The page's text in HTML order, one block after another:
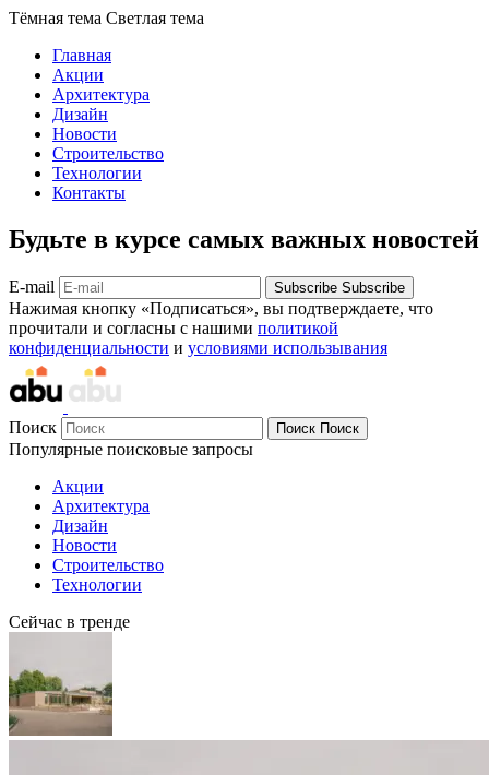
Тёмная тема Светлая тема
Главная
Акции
Архитектура
Дизайн
Новости
Строительство
Технологии
Контакты
Будьте в курсе самых важных новостей
E-mail Subscribe Subscribe
Нажимая кнопку «Подписаться», вы подтверждаете, что
прочитали и согласны с нашими политикой
конфиденциальности и условиями использывания
Поиск Поиск Поиск
Популярные поисковые запросы
Акции
Архитектура
Дизайн
Новости
Строительство
Технологии
Сейчас в тренде